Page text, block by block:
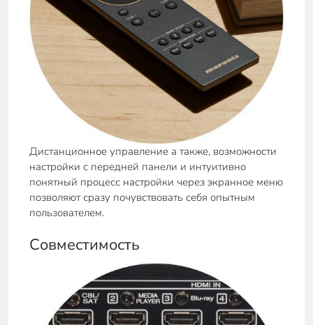
Дистанционное управление а также, возможности
настройки с передней панели и интуитивно
понятный процесс настройки через экранное меню
позволяют сразу почувствовать себя опытным
пользователем.
Совместимость